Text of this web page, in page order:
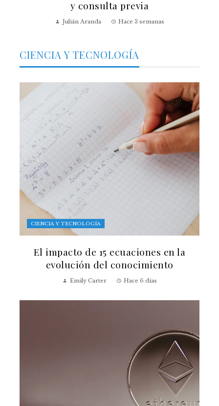
y consulta previa
Julián Aranda Hace 3 semanas
CIENCIA Y TECNOLOGÍA
CIENCIA Y TECNOLOGÍA
El impacto de 15 ecuaciones en la
evolución del conocimiento
Emily Carter Hace 6 días